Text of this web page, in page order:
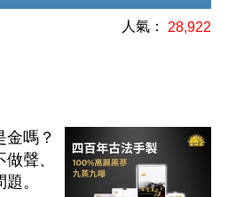
人氣： 28,922
金嗎？
聲、
。